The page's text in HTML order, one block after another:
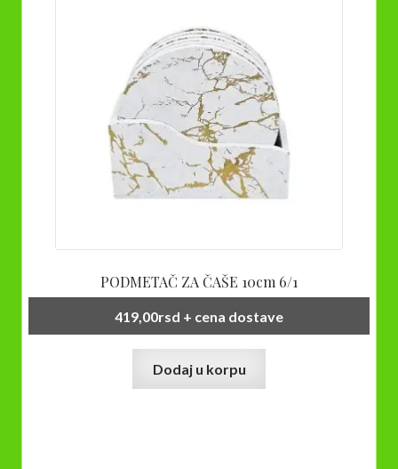
PODMETAČ ZA ČAŠE 10cm 6/1
419,00rsd + cena dostave
Dodaj u korpu